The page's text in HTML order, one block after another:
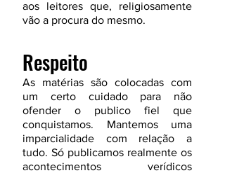
aos leitores que, religiosamente
vão a procura do mesmo.
Respeito
As matérias são colocadas com
um certo cuidado para não
ofender o publico fiel que
conquistamos. Mantemos uma
imparcialidade com relação a
tudo. Só publicamos realmente os
acontecimentos verídicos